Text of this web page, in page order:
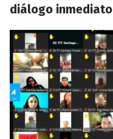
diálogo inmediato